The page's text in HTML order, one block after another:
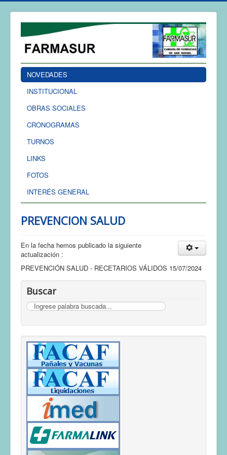
NOVEDADES
INSTITUCIONAL
OBRAS SOCIALES
CRONOGRAMAS
TURNOS
LINKS
FOTOS
INTERÉS GENERAL
PREVENCION SALUD
En la fecha hemos publicado la siguiente
actualización :
PREVENCIÓN SALUD - RECETARIOS VÁLIDOS 15/07/2024
Buscar
Buscar